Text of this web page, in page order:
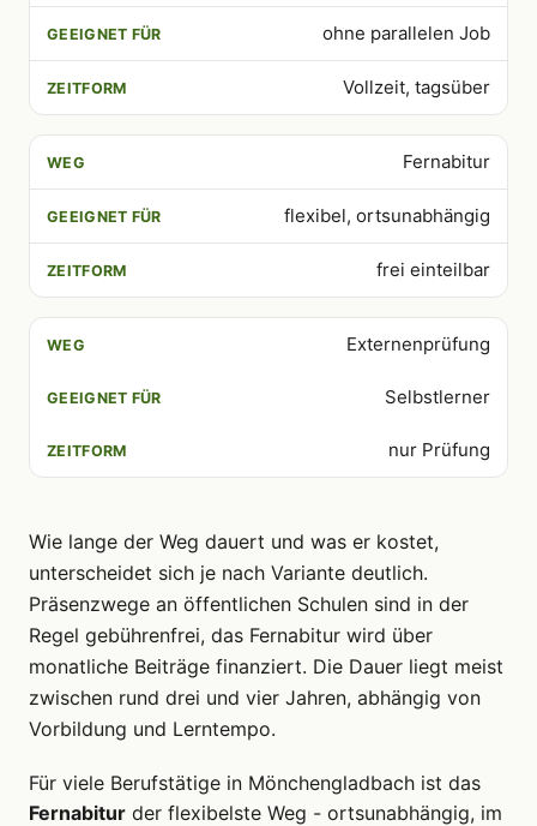
ohne parallelen Job
Vollzeit, tagsüber
Fernabitur
flexibel, ortsunabhängig
frei einteilbar
Externenprüfung
Selbstlerner
nur Prüfung
Wie lange der Weg dauert und was er kostet,
unterscheidet sich je nach Variante deutlich.
Präsenzwege an öffentlichen Schulen sind in der
Regel gebührenfrei, das Fernabitur wird über
monatliche Beiträge finanziert. Die Dauer liegt meist
zwischen rund drei und vier Jahren, abhängig von
Vorbildung und Lerntempo.
Für viele Berufstätige in Mönchengladbach ist das
Fernabitur der flexibelste Weg - ortsunabhängig, im